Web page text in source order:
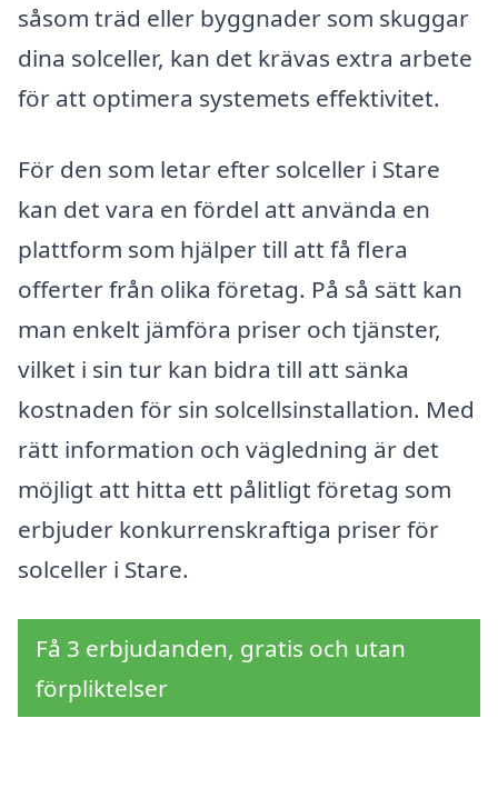
såsom träd eller byggnader som skuggar
dina solceller, kan det krävas extra arbete
för att optimera systemets effektivitet.
För den som letar efter solceller i Stare
kan det vara en fördel att använda en
plattform som hjälper till att få flera
offerter från olika företag. På så sätt kan
man enkelt jämföra priser och tjänster,
vilket i sin tur kan bidra till att sänka
kostnaden för sin solcellsinstallation. Med
rätt information och vägledning är det
möjligt att hitta ett pålitligt företag som
erbjuder konkurrenskraftiga priser för
solceller i Stare.
Få 3 erbjudanden, gratis och utan
förpliktelser